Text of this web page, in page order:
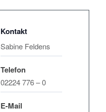
Sabine Feldens
Telefon
02224 776 – 0
E-Mail